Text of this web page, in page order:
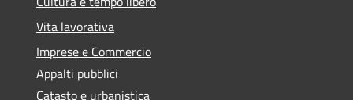
Vita lavorativa
Imprese e Commercio
Appalti pubblici
Catasto e urbanistica